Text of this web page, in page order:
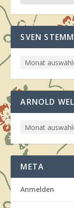
SVEN
ARNOLD
META
Anmelden